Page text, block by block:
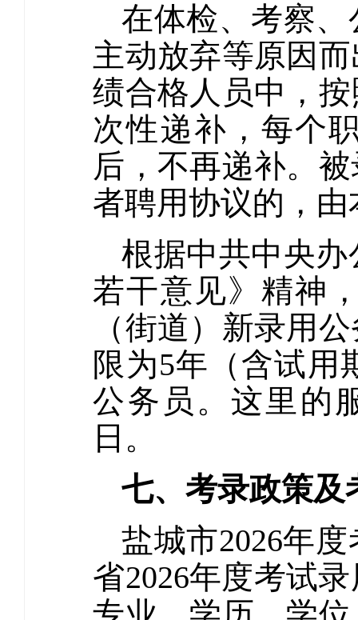
在体检、考察
主动放弃等原因
绩合格人员中，
次性递补，每个
后，不再递补。
者聘用协议的，
根据中共中央
若干意见》精神
（街道）新录用
限为5年（含试用
公务员。这里的
日。
七、考录政策及
盐城市2026年
省2026年度考试